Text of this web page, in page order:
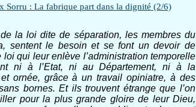
la loi dite de séparation, les membres du
sentent le besoin et se font un devoir de
qui leur enlève l’administration temporelle
ni à l’Etat, ni au Département, ni à la
ornée, grâce à un travail opiniatre, à des
bornes. Et ils trouvent étrange que l’on
pour la plus grande gloire de leur Dieu,